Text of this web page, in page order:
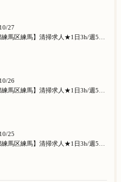
27
【東京都練馬区練馬】清掃求人★1日3h/週5日/祝日お休み★谷原在住の方歓迎
26
【東京都練馬区練馬】清掃求人★1日3h/週5日/祝日お休み★南田中在住の方歓迎
25
【東京都練馬区練馬】清掃求人★1日3h/週5日/祝日お休み★南大泉在住の方歓迎